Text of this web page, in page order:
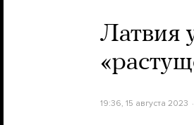
Латвия
19:36, 15 августа 2023